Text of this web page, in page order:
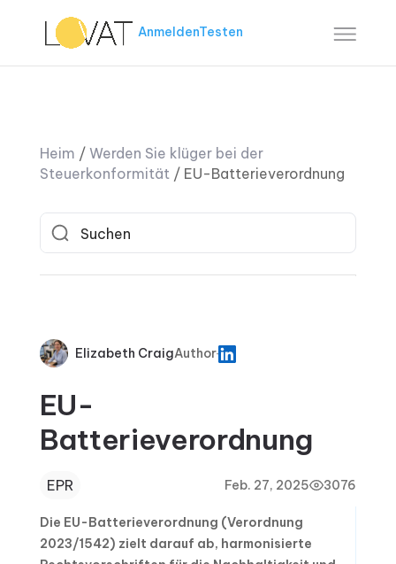
AnmeldenTesten
Heim / Werden Sie klüger bei der
Steuerkonformität/ EU-Batterieverordnung
Elizabeth CraigAuthor
EU-
Batterieverordnung
EPR Feb. 27, 2025 3076
Die EU-Batterieverordnung (Verordnung
2023/1542) zielt darauf ab, harmonisierte